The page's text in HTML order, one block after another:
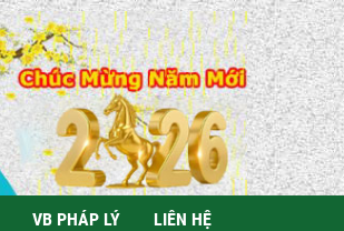
VB PHÁP LÝ LIÊN HỆ